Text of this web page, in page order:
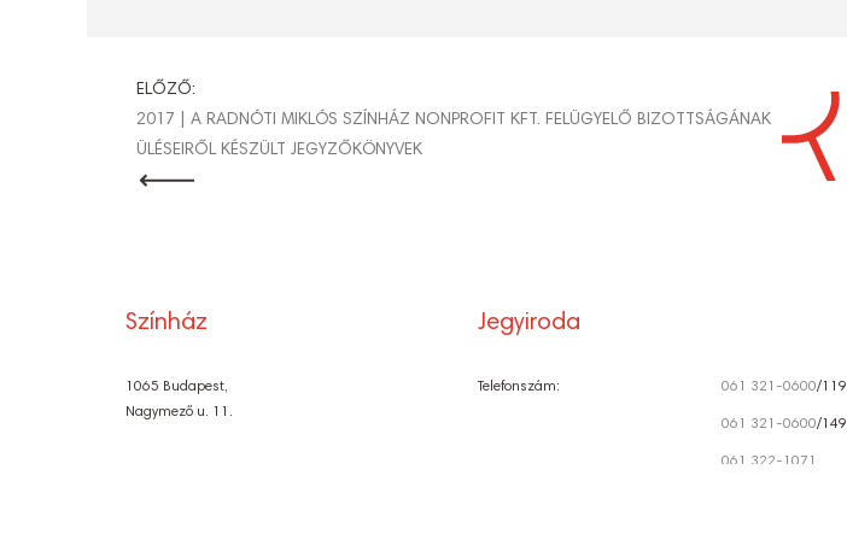
BEJEGYZÉS
NAVIGÁCIÓ
ELŐZŐ:
2017 | A RADNÓTI MIKLÓS SZÍNHÁZ NONPROFIT KFT. FELÜGYELŐ BIZOTTSÁGÁNAK
ÜLÉSEIRŐL KÉSZÜLT JEGYZŐKÖNYVEK
Színház
1065 Budapest,
Nagymező u. 11.
Jegyiroda
Telefonszám: 061 321-0600/119
061 321-0600/149
061 322-1071